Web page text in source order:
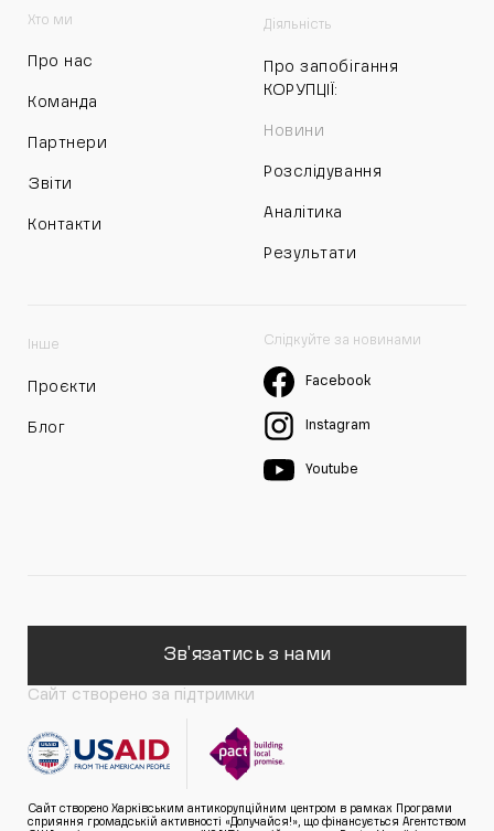
Хто ми
Про нас
Команда
Партнери
Звіти
Контакти
Діяльність
Про запобігання
КОРУПЦІЇ:
Новини
Розслідування
Аналітика
Результати
Інше
Проєкти
Блог
Слідкуйте за новинами
Facebook
Instagram
Youtube
Зв'язатись з нами
Сайт створено за підтримки
Сайт створено Харківським антикорупційним центром в рамках Програми
сприяння громадській активності «Долучайся!», що фінансується Агентством